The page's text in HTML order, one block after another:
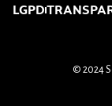
LGPD
© 2024